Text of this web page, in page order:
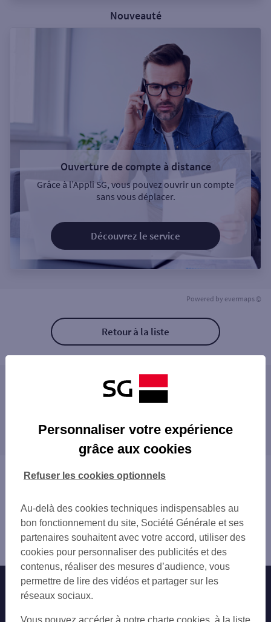
Nouveauté
Ouverture de compte à distance
Grâce à l’Appli SG, vous pouvez ouvrir un compte
sans vous déplacer.
Découvrez le service
Powered by evermaps ©
Retour à la liste
Les distributeurs/automates à proximité
LORIENT 1 RUE DES MICOCOULIERS
PLOEMEUR RES CLAIR MATIN 13 RUE SAI
HENNEBONT 1 RUE ANITA CONTI
GUIDEL CENTRE
LE POULDU
QUIMPERLE
proximité
HENNEBONT
QUIMPERLÉ
Vous êtes ici : Accueil
Lorient
Distributeur/automate LORIENT
Nos engagements Nous contacter
Autres sites SG
Personnaliser votre expérience
grâce aux cookies
Au-delà des cookies techniques indispensables au
bon fonctionnement du site, Société Générale et ses
partenaires souhaitent avec votre accord, utiliser des
cookies pour personnaliser des publicités et des
contenus, réaliser des mesures d’audience, vous
permettre de lire des vidéos et partager sur les
réseaux sociaux.
Vous pouvez accéder à notre charte cookies, à la liste
Refuser les cookies optionnels